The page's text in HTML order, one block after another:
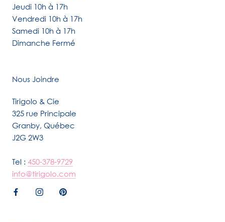
Jeudi 10h à 17h
Vendredi 10h à 17h
Samedi 10h à 17h
Dimanche Fermé
Nous Joindre
Tirigolo & Cie
325 rue Principale
Granby, Québec
J2G 2W3
Tel : 450-378-9729
info@tirigolo.com